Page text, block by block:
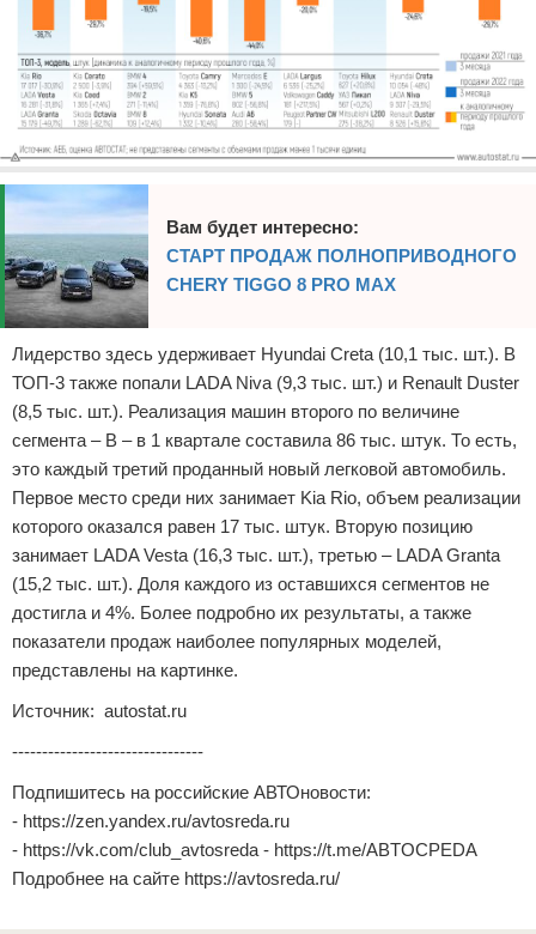
Вам будет интересно:
СТАРТ ПРОДАЖ ПОЛНОПРИВОДНОГО
CHERY TIGGO 8 PRO MAX
Лидерство здесь удерживает Hyundai Creta (10,1 тыс. шт.). В
ТОП-3 также попали LADA Niva (9,3 тыс. шт.) и Renault Duster
(8,5 тыс. шт.). Реализация машин второго по величине
сегмента – В – в 1 квартале составила 86 тыс. штук. То есть,
это каждый третий проданный новый легковой автомобиль.
Первое место среди них занимает Kia Rio, объем реализации
которого оказался равен 17 тыс. штук. Вторую позицию
занимает LADA Vesta (16,3 тыс. шт.), третью – LADA Granta
(15,2 тыс. шт.). Доля каждого из оставшихся сегментов не
достигла и 4%. Более подробно их результаты, а также
показатели продаж наиболее популярных моделей,
представлены на картинке.
Источник: autostat.ru
--------------------------------
Подпишитесь на российские АВТОновости:
- https://zen.yandex.ru/avtosreda.ru
- https://vk.com/club_avtosreda - https://t.me/ABTOCPEDA
Подробнее на сайте https://avtosreda.ru/